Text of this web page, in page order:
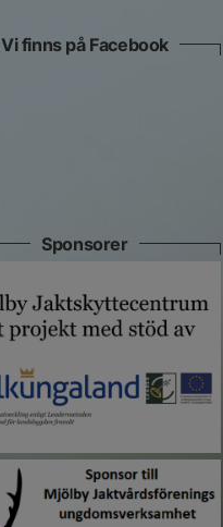
Vi finns på Facebook
Sponsorer